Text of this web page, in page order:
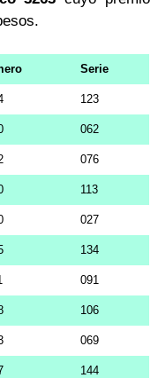
Serie
123
062
076
113
027
134
091
106
069
144